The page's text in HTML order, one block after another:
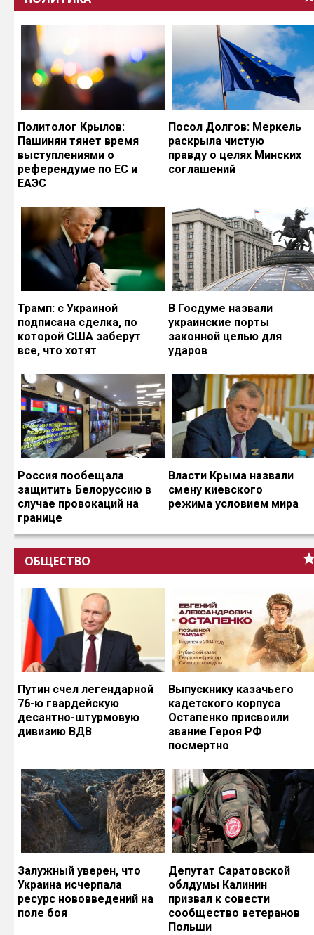
Политолог Крылов:
Пашинян тянет время
выступлениями о
референдуме по ЕС и
ЕАЭС
Посол Долгов: Меркель
раскрыла чистую
правду о целях Минских
соглашений
Трамп: с Украиной
подписана сделка, по
которой США заберут
все, что хотят
В Госдуме назвали
украинские порты
законной целью для
ударов
Россия пообещала
защитить Белоруссию в
случае провокаций на
границе
Власти Крыма назвали
смену киевского
режима условием мира
ОБЩЕСТВО
Путин счел легендарной
76-ю гвардейскую
десантно-штурмовую
дивизию ВДВ
Выпускнику казачьего
кадетского корпуса
Остапенко присвоили
звание Героя РФ
посмертно
Залужный уверен, что
Украина исчерпала
ресурс нововведений на
поле боя
Депутат Саратовской
облдумы Калинин
призвал к совести
сообщество ветеранов
Польши